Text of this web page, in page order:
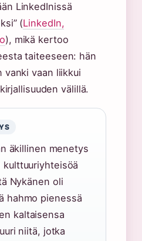
LinkedInissä
(LinkedIn,
), mikä kertoo
taiteeseen: hän
vaan liikkui
välillä.
äkillinen menetys
Nykänen oli
hahmo pienessä
kaltaisensa
niitä, jotka